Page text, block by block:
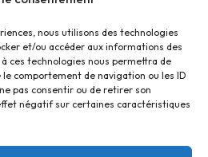
nous utilisons des technologies
et/ou accéder aux informations des
ces technologies nous permettra de
comportement de navigation ou les ID
pas consentir ou de retirer son
négatif sur certaines caractéristiques